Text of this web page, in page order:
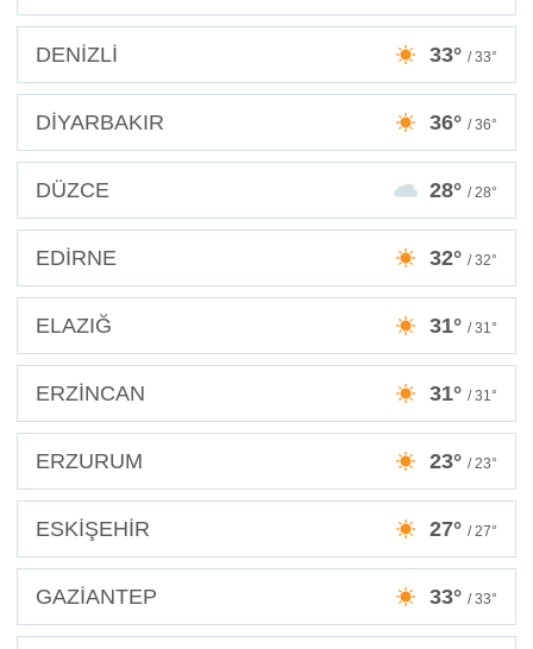
DENİZLİ 33° / 33°
DİYARBAKIR 36° / 36°
DÜZCE 28° / 28°
EDİRNE 32° / 32°
ELAZIĞ 31° / 31°
ERZİNCAN 31° / 31°
ERZURUM 23° / 23°
ESKİŞEHİR 27° / 27°
GAZİANTEP 33° / 33°